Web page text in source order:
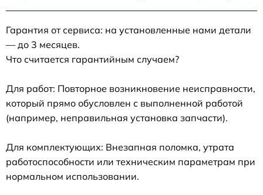
Гарантия от сервиса: на установленные нами детали
— до 3 месяцев.
Что считается гарантийным случаем?
Для работ: Повторное возникновение неисправности,
который прямо обусловлен с выполненной работой
(например, неправильная установка запчасти).
Для комплектующих: Внезапная поломка, утрата
работоспособности или техническим параметрам при
нормальном использовании.